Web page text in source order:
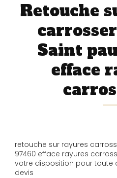
Retouche
Saint
efface
retouche sur rayures
97460 efface rayures
votre disposition pour toute
devis